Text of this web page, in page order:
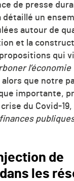
de presse
détaillé un
autour de
et la
qui
l’économie
alors que notre
importante,
du Covid-19,
de
les